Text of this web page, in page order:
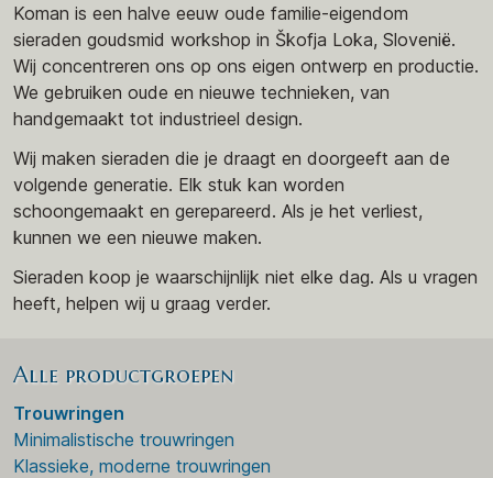
Koman is een halve eeuw oude familie-eigendom
sieraden goudsmid workshop in Škofja Loka, Slovenië.
Wij concentreren ons op ons eigen ontwerp en productie.
We gebruiken oude en nieuwe technieken, van
handgemaakt tot industrieel design.
Wij maken sieraden die je draagt en doorgeeft aan de
volgende generatie. Elk stuk kan worden
schoongemaakt en gerepareerd. Als je het verliest,
kunnen we een nieuwe maken.
Sieraden koop je waarschijnlijk niet elke dag. Als u vragen
heeft, helpen wij u graag verder.
Alle productgroepen
Trouwringen
Minimalistische trouwringen
Klassieke, moderne trouwringen